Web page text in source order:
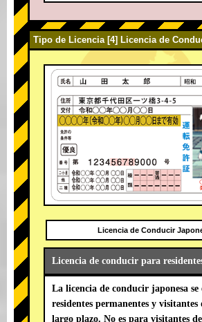
Tipo de Licencia [4] Licencia de
Licencia de Conducir
Licencia de conducir para
La licencia de conducir japonesa
residentes permanentes y visitantes
largo plazo. No es para visitantes